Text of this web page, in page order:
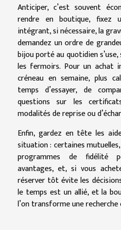
Anticiper, c’est souvent
rendre en boutique, fixez
intégrant, si nécessaire, la
demandez un ordre de
bijou porté au quotidien
les fermoirs. Pour un achat
créneau en semaine, plus
temps d’essayer, de
questions sur les
modalités de reprise ou
Enfin, gardez en tête les
situation : certaines
programmes de fidélité
avantages, et, si vous
réserver tôt évite les
le temps est un allié, et la
l’on transforme une